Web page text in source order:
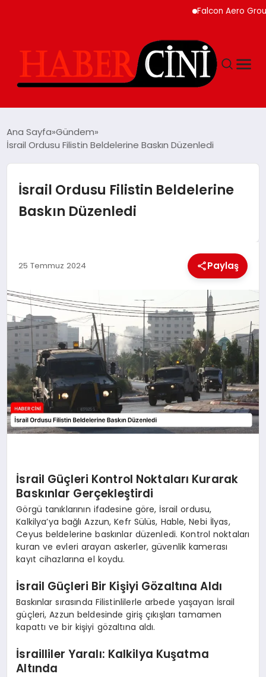
Falcon Aero Group,
GÜNCEL
MAGAZIN
GENEL
EKONOMI
YEREL HABERLER
GÜNDEM
Ana Sayfa Gündem
İsrail Ordusu Filistin Beldelerine Baskın Düzenledi
İsrail Ordusu Filistin Beldelerine
Baskın Düzenledi
25 Temmuz 2024 Paylaş
İsrail Güçleri Kontrol Noktaları Kurarak
Baskınlar Gerçekleştirdi
Görgü tanıklarının ifadesine göre, İsrail ordusu,
Kalkilya’ya bağlı Azzun, Kefr Sülüs, Hable, Nebi İlyas,
Ceyus beldelerine baskınlar düzenledi. Kontrol noktaları
kuran ve evleri arayan askerler, güvenlik kamerası
kayıt cihazlarına el koydu.
İsrail Güçleri Bir Kişiyi Gözaltına Aldı
Baskınlar sırasında Filistinlilerle arbede yaşayan İsrail
güçleri, Azzun beldesinde giriş çıkışları tamamen
kapattı ve bir kişiyi gözaltına aldı.
İsrailliler Yaralı: Kalkilya Kuşatma
Altında